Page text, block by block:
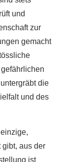
und
zur
gemacht
die
und des
gibt, aus der
ist